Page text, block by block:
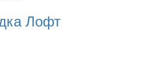
Лофт